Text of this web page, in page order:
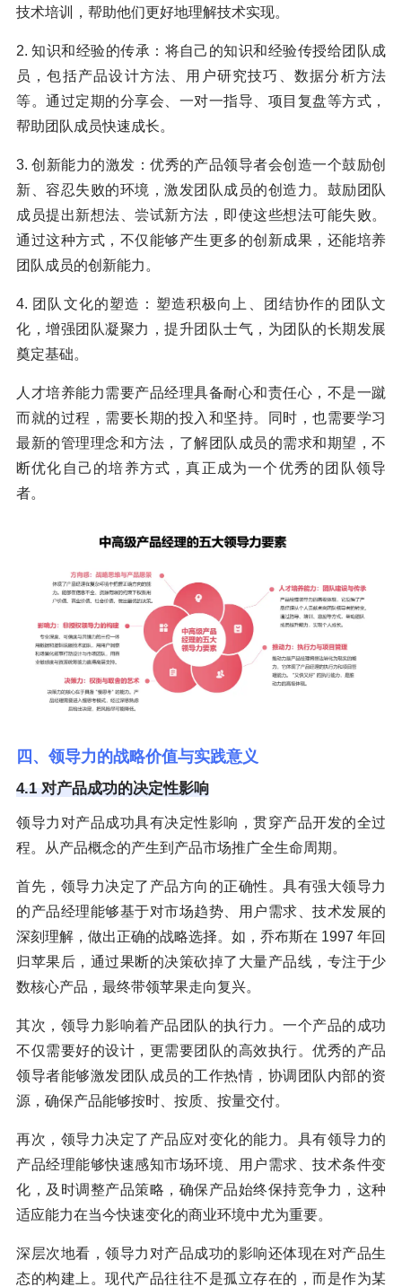
技术培训，帮助他们更好地理解技术实现。
2. 知识和经验的传承：将自己的知识和经验传授给团队成
员，包括产品设计方法、用户研究技巧、数据分析方法
等。通过定期的分享会、一对一指导、项目复盘等方式，
帮助团队成员快速成长。
3. 创新能力的激发：优秀的产品领导者会创造一个鼓励创
新、容忍失败的环境，激发团队成员的创造力。鼓励团队
成员提出新想法、尝试新方法，即使这些想法可能失败。
通过这种方式，不仅能够产生更多的创新成果，还能培养
团队成员的创新能力。
4. 团队文化的塑造：塑造积极向上、团结协作的团队文
化，增强团队凝聚力，提升团队士气，为团队的长期发展
奠定基础。
人才培养能力需要产品经理具备耐心和责任心，不是一蹴
而就的过程，需要长期的投入和坚持。同时，也需要学习
最新的管理理念和方法，了解团队成员的需求和期望，不
断优化自己的培养方式，真正成为一个优秀的团队领导
者。
四、领导力的战略价值与实践意义
4.1 对产品成功的决定性影响
领导力对产品成功具有决定性影响，贯穿产品开发的全过
程。从产品概念的产生到产品市场推广全生命周期。
首先，领导力决定了产品方向的正确性。具有强大领导力
的产品经理能够基于对市场趋势、用户需求、技术发展的
深刻理解，做出正确的战略选择。如，乔布斯在 1997 年回
归苹果后，通过果断的决策砍掉了大量产品线，专注于少
数核心产品，最终带领苹果走向复兴。
其次，领导力影响着产品团队的执行力。一个产品的成功
不仅需要好的设计，更需要团队的高效执行。优秀的产品
领导者能够激发团队成员的工作热情，协调团队内部的资
源，确保产品能够按时、按质、按量交付。
再次，领导力决定了产品应对变化的能力。具有领导力的
产品经理能够快速感知市场环境、用户需求、技术条件变
化，及时调整产品策略，确保产品始终保持竞争力，这种
适应能力在当今快速变化的商业环境中尤为重要。
深层次地看，领导力对产品成功的影响还体现在对产品生
态的构建上。现代产品往往不是孤立存在的，而是作为某